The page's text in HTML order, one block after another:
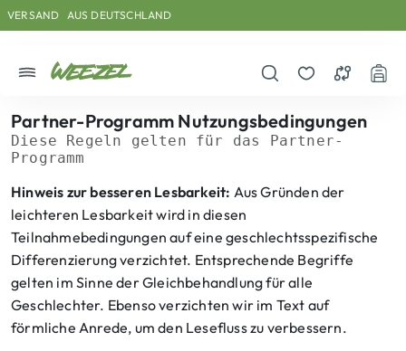
Skip to main content
Direkt zum Inhalt
Weiter zum Footer
VERSAND
Partner-Programm Nutzungsbedingungen
Diese Regeln gelten für das Partner-
Programm
Partner-Programm
Hinweis zur besseren Lesbarkeit: Aus Gründen der
leichteren Lesbarkeit wird in diesen
Teilnahmebedingungen auf eine geschlechtsspezifische
Differenzierung verzichtet. Entsprechende Begriffe
gelten im Sinne der Gleichbehandlung für alle
Geschlechter. Ebenso verzichten wir im Text auf
förmliche Anrede, um den Lesefluss zu verbessern.